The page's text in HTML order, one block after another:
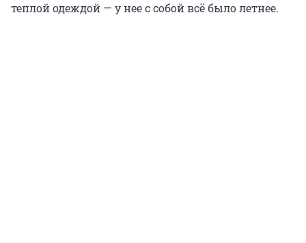
теплой одеждой — у нее с собой всё было летнее.